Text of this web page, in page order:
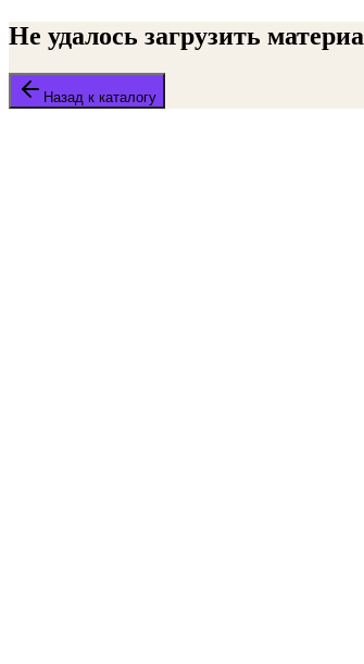
Не удалось загрузить
Назад к каталогу